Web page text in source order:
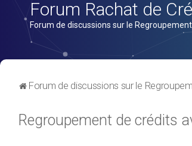
Forum Rachat de
Forum de discussions sur le
Forum de discussions sur le
Regroupement de crédits